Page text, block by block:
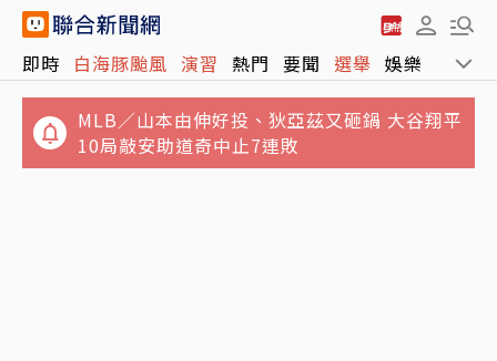
即時 白海豚颱風 演習 熱門 要聞 選舉 娛樂 運動
MLB／山本由伸好投、狄亞茲又砸鍋 大谷翔平
10局敲安助道奇中止7連敗